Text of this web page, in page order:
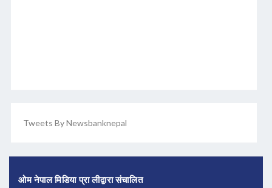
Tweets By Newsbanknepal
ओम नेपाल मिडिया प्रा लीद्वारा संचालित